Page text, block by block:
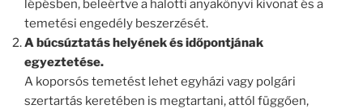
lépésben, beleértve a halotti anyakönyvi kivonat és a
temetési engedély beszerzését.
A búcsúztatás helyének és időpontjának
egyeztetése.
A koporsós temetést lehet egyházi vagy polgári
szertartás keretében is megtartani, attól függően,